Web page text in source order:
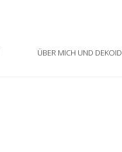
ÜBER MICH UND